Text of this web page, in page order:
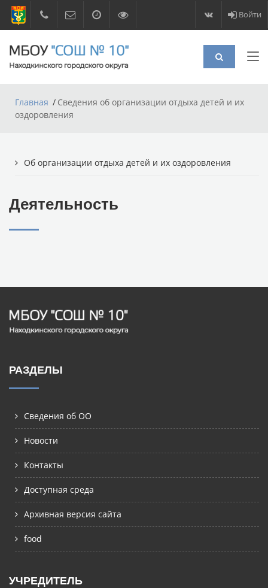
Войти
Главная
Сведения об организации отдыха детей и их
оздоровления
Об организации отдыха детей и их оздоровления
Деятельность
РАЗДЕЛЫ
Сведения об ОО
Новости
Контакты
Доступная среда
Архивная версия сайта
food
УЧРЕДИТЕЛЬ